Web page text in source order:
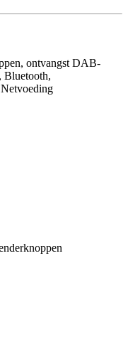
ontvangst DAB-
Bluetooth,